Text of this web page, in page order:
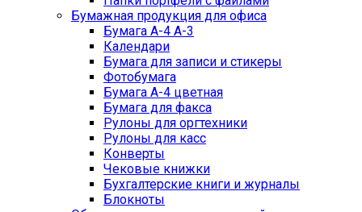
Бумажная продукция для офиса
Бумага А-4 А-3
Календари
Бумага для записи и стикеры
Фотобумага
Бумага А-4 цветная
Бумага для факса
Рулоны для оргтехники
Рулоны для касс
Конверты
Чековые книжки
Бухгалтерские книги и журналы
Блокноты